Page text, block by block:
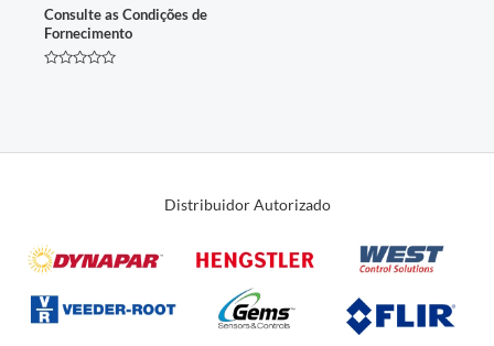
Consulte as Condições de
Fornecimento
Distribuidor Autorizado